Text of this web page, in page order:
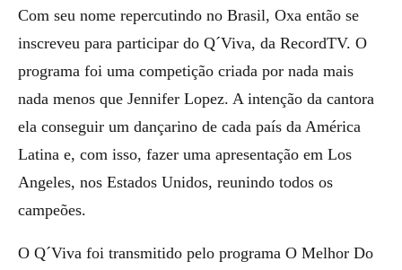
Com seu nome repercutindo no Brasil, Oxa então se
inscreveu para participar do Q´Viva, da RecordTV. O
programa foi uma competição criada por nada mais
nada menos que Jennifer Lopez. A intenção da cantora
ela conseguir um dançarino de cada país da América
Latina e, com isso, fazer uma apresentação em Los
Angeles, nos Estados Unidos, reunindo todos os
campeões.
O Q´Viva foi transmitido pelo programa O Melhor Do